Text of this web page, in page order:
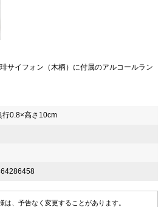
サイフォン（木柄）に付属のアルコールラン
行0.8×高さ10cm
、予告なく変更することがあります。